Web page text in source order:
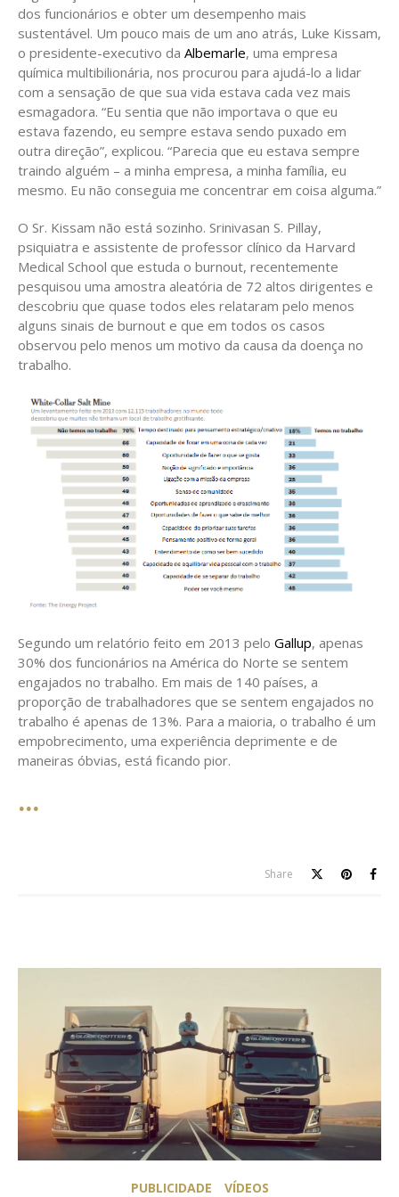
dos funcionários e obter um desempenho mais
sustentável. Um pouco mais de um ano atrás, Luke Kissam,
o presidente-executivo da Albemarle, uma empresa
química multibilionária, nos procurou para ajudá-lo a lidar
com a sensação de que sua vida estava cada vez mais
esmagadora. “Eu sentia que não importava o que eu
estava fazendo, eu sempre estava sendo puxado em
outra direção”, explicou. “Parecia que eu estava sempre
traindo alguém – a minha empresa, a minha família, eu
mesmo. Eu não conseguia me concentrar em coisa alguma.”
O Sr. Kissam não está sozinho. Srinivasan S. Pillay,
psiquiatra e assistente de professor clínico da Harvard
Medical School que estuda o burnout, recentemente
pesquisou uma amostra aleatória de 72 altos dirigentes e
descobriu que quase todos eles relataram pelo menos
alguns sinais de burnout e que em todos os casos
observou pelo menos um motivo da causa da doença no
trabalho.
Segundo um relatório feito em 2013 pelo Gallup, apenas
30% dos funcionários na América do Norte se sentem
engajados no trabalho. Em mais de 140 países, a
proporção de trabalhadores que se sentem engajados no
trabalho é apenas de 13%. Para a maioria, o trabalho é um
empobrecimento, uma experiência deprimente e de
maneiras óbvias, está ficando pior.
Share
PUBLICIDADE VÍDEOS